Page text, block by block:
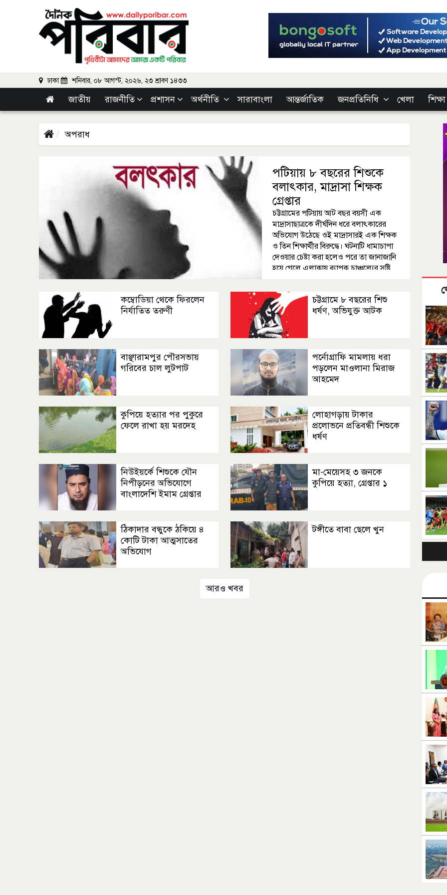
ঢাকা শনিবার, ০৮ আগস্ট, ২০২৬, ২৩ শ্রাবণ ১৪৩৩
জাতীয় রাজনীতি প্রশাসন অর্থনীতি সারাবাংলা আন্তর্জাতিক জনপ্রতিনিধি খেলা শিক্ষা
অপরাধ
পটিয়ায় ৮ বছরের শিশুকে
বলাৎকার, মাদ্রাসা শিক্ষক
গ্রেপ্তার
চট্টগ্রামের পটিয়ায় আট বছর বয়সী এক
মাদ্রাসাছাত্রকে দীর্ঘদিন ধরে বলাৎকারের
অভিযোগ উঠেছে ওই মাদ্রাসারই এক শিক্ষক
ও তিন শিক্ষার্থীর বিরুদ্ধে। ঘটনাটি ধামাচাপা
দেওয়ার চেষ্টা করা হলেও পরে তা জানাজানি
হয়ে গেলে এলাকায় ব্যাপক চাঞ্চল্যের সৃষ্টি
শিক্ষককে গ্রেপ্তার করেছে পুলিশ। গ্রেপ্তার
হওয়া শিক্ষকের নাম
কম্বোডিয়া থেকে ফিরলেন
নির্যাতিত তরুণী
চট্টগ্রামে ৮ বছরের শিশু
ধর্ষণ, অভিযুক্ত আটক
বাঞ্ছারামপুর পৌরসভায়
গরিবের চাল লুটপাট
পর্নোগ্রাফি মামলায় ধরা
পড়লেন মাওলানা মিরাজ
আহমেদ
কুপিয়ে হত্যার পর পুকুরে
ফেলে রাখা হয় মরদেহ
লোহাগড়ায় টাকার
প্রলোভনে প্রতিবন্ধী শিশুকে
ধর্ষণ
নিউইয়র্কে শিশুকে যৌন
নিপীড়নের অভিযোগে
বাংলাদেশি ইমাম গ্রেপ্তার
মা-মেয়েসহ ৩ জনকে
কুপিয়ে হত্যা, গ্রেপ্তার ১
ঠিকাদার বন্ধুকে ঠকিয়ে ৪
কোটি টাকা আত্মসাতের
অভিযোগ
টঙ্গীতে বাবা ছেলে খুন
আরও খবর